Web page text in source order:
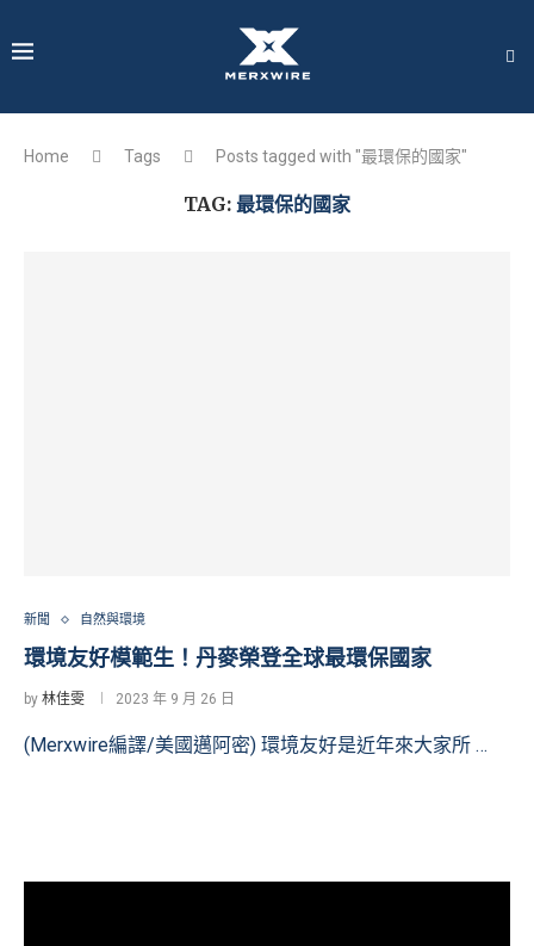
Home Tags Posts tagged with "最環保的國家"
TAG: 最環保的國家
新聞 自然與環境
環境友好模範生！丹麥榮登全球最環保國家
by 林佳雯 2023 年 9 月 26 日
(Merxwire編譯/美國邁阿密) 環境友好是近年來大家所 …